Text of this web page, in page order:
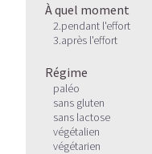
À quel moment
2.pendant l'effort
3.après l'effort
Régime
paléo
sans gluten
sans lactose
végétalien
végétarien